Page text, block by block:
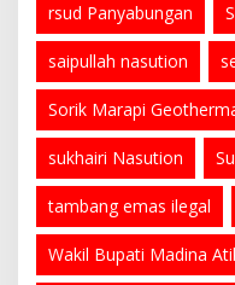
rsud Panyabungan
saipullah nasution
Sorik Marapi
sukhairi Nasution
tambang emas ilegal
Wakil Bupati Madina